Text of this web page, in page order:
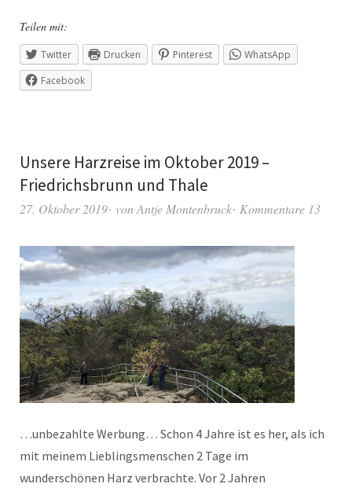
Teilen mit:
Twitter Drucken Pinterest
WhatsApp
Facebook
Unsere Harzreise im Oktober 2019 –
Friedrichsbrunn und Thale
27. Oktober 2019 vonAntje Montenbruck Kommentare 13
…unbezahlte Werbung… Schon 4 Jahre ist es her, als ich
mit meinem Lieblingsmenschen 2 Tage im
wunderschönen Harz verbrachte. Vor 2 Jahren